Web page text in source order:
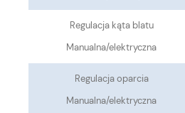
Regulacja kąta blatu
Manualna/elektryczna
Regulacja oparcia
Manualna/elektryczna